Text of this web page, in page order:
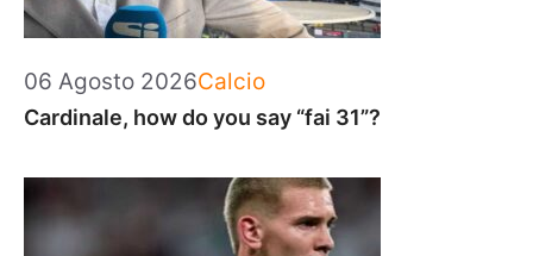
06 Agosto 2026Categorie
Calcio
Cardinale, how do you say “fai 31”?